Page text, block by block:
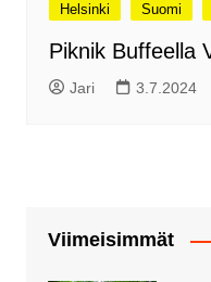
Helsinki Suomi
Piknik Buffeella
Jari 3.7.2024
Viimeisimmät